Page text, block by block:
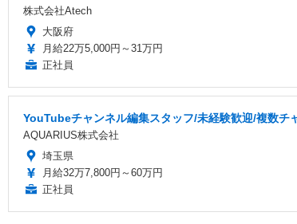
株式会社Atech
大阪府
月給22万5,000円～31万円
正社員
YouTubeチャンネル編集スタッフ/未経験歓迎/複数チ
AQUARIUS株式会社
埼玉県
月給32万7,800円～60万円
正社員